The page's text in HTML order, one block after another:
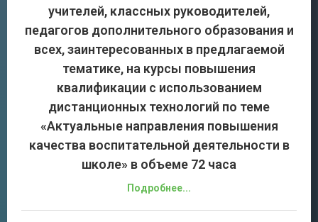
учителей, классных руководителей,
педагогов дополнительного образования и
всех, заинтересованных в предлагаемой
тематике, на курсы повышения
квалификации с использованием
дистанционных технологий по теме
«Актуальные направления повышения
качества воспитательной деятельности в
школе» в объеме 72 часа
Подробнее...